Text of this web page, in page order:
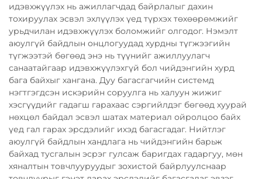
идэвхжүүлэх нь ажиллагчдад байрлалыг дахин
тохируулах эсвэл эхлүүлэх үед түрхэх төхөөрөмжийг
урьдчилан идэвхжүүлэх боломжийг олгодог. Нэмэлт
аюулгүй байдлын онцлогуудад хурдны түгжээгийн
түгжээтэй бөгөөд энэ нь түүнийг ажиллуулагч
санаатайгаар идэвхжүүлэхгүй бол чийдэнгийн хурд
бага байхыг хангана. Дуу багасгагчийн системд
нэгтгэгдсэн искэрийн соруулга нь халуун жижиг
хэсгүүдийг гадагш гарахаас сэргийлдэг бөгөөд хуурай
нөхцөл байдал эсвэл шатах материал ойролцоо байх
үед гал гарах эрсдэлийг ихэд багасгадаг. Нийтлэг
аюулгүй байдлын хандлага нь чийдэнгийн барьж
байхад тусгалын эсрэг гулсаж баригдах гадаргуу, мөн
хяналтын товчлууруудыг зохистой байрлуулснаар